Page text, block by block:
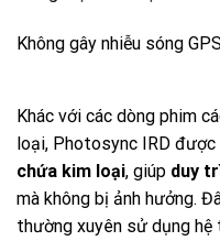
Không gây nhiễu sóng
Khác với các dòng phim
loại, Photosync IRD
chứa kim loại, giúp duy
mà không bị ảnh hưởng.
thường xuyên sử dụng